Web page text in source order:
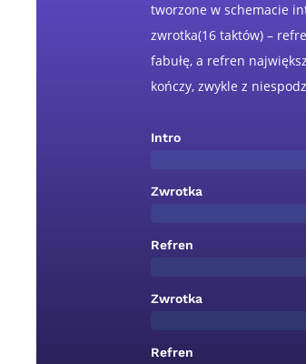
tworzone w schemacie
zwrotka(16 taktów) –
fabułę, a refren
kończy, zwykle z
Intro
Zwrotka
Refren
Zwrotka
Refren